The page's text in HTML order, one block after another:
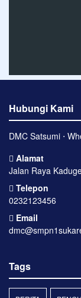
Hubungi Kami
DMC Satsumi ⋅
Alamat
Jalan Raya
Telepon
0232123456
Email
Tags